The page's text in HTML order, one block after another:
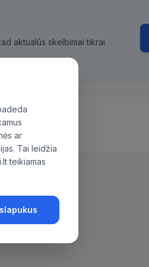
aktualūs skelbimai tikrai
ar
Tai leidžia
teikiamas